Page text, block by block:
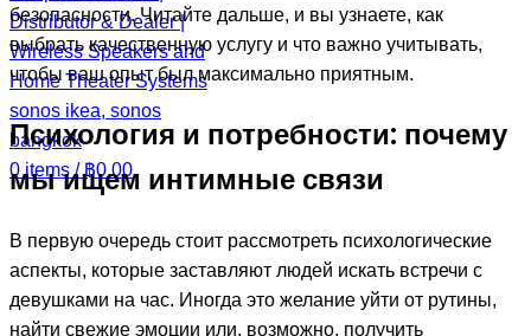
0items / ฿0.00
безопасности. Читайте дальше, и вы узнаете, как
выбрать качественную услугу и что важно учитывать,
чтобы ваш опыт был максимально приятным.
Психология и потребности: почему
мы ищем интимные связи
В первую очередь стоит рассмотреть психологические
аспекты, которые заставляют людей искать встречи с
девушками на час. Иногда это желание уйти от рутины,
найти свежие эмоции или, возможно, получить